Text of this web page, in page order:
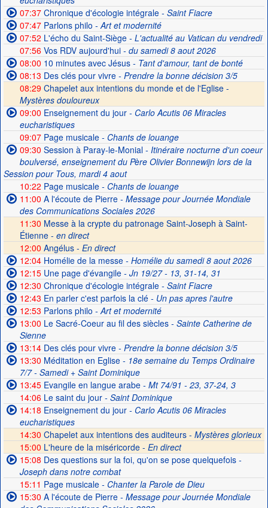
07:37Chronique d'écologie intégrale- Saint Fiacre
07:47Parlons philo - Art et modernité
07:52 L'écho du Saint-Siège- L'actualité au Vatican du vendredi
07:56Vos RDV aujourd'hui- du samedi 8 aout 2026
08:00 10 minutes avec Jésus- Tant d'amour, tant de bonté
08:13 Des clés pour vivre- Prendre la bonne décision 3/5
08:29 Chapelet aux intentions du monde et de l'Eglise -
Mystères douloureux
09:00 Enseignement du jour- Carlo Acutis 06 Miracles
eucharistiques
09:07Page musicale- Chants de louange
09:30 Session à Paray-le-Monial- Itinéraire nocturne d'un coeur
boulversé, enseignement du Père Olivier Bonnewijn lors de la
Session pour Tous, mardi 4 aout
10:22 Page musicale- Chants de louange
11:00 A l'écoute de Pierre- Message pour Journée Mondiale
des Communications Sociales 2026
11:30 Messe à la crypte du patronage Saint-Joseph à Saint-
Étienne - en direct
12:00 Angélus - En direct
12:04Homélie de la messe- Homélie du samedi 8 aout 2026
12:15Une page d'évangile- Jn 19/27 - 13, 31-14, 31
12:30 Chronique d'écologie intégrale- Saint Fiacre
12:43 En parler c'est parfois la clé- Un pas apres l'autre
12:53 Parlons philo - Art et modernité
13:00 Le Sacré-Coeur au fil des siècles- Sainte Catherine de
Sienne
13:14Des clés pour vivre- Prendre la bonne décision 3/5
13:30 Méditation en Eglise- 18e semaine du Temps Ordinaire
7/7 - Samedi + Saint Dominique
13:45Evangile en langue arabe- Mt 74/91 - 23, 37-24, 3
14:06Le saint du jour- Saint Dominique
14:18 Enseignement du jour- Carlo Acutis 06 Miracles
eucharistiques
14:30 Chapelet aux intentions des auditeurs - Mystères glorieux
15:00 L'heure de la miséricorde - En direct
15:08 Des questions sur la foi, qu'on se pose quelquefois-
Joseph dans notre combat
15:11 Page musicale- Chanter la Parole de Dieu
15:30 A l'écoute de Pierre- Message pour Journée Mondiale